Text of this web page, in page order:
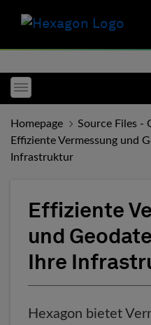
Toggle menubar
Homepage
Source Files -
Effiziente Vermessung und
Infrastruktur
Effiziente
und
Ihre
Hexagon bietet